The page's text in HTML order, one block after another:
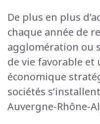
De plus en plus
chaque année de
agglomération ou
de vie favorable
économique
sociétés
Auvergne-Rhône-